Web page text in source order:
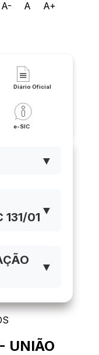
A- A A+
Diário Oficial
e-SIC
▼
131/01 ▼
▼
UNIÃO